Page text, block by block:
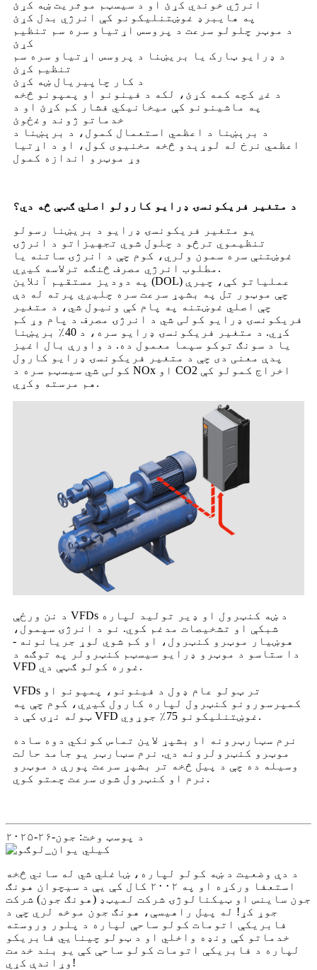
انرژي خوندي کړئ او د سیسټم موثریت ښه کړئ
په هایبرډ غوښتنلیکونو کې انرژي بدل کړئ
د موټر چلولو سرعت د پروسس اړتیاو سره سم تنظیم
کړئ
د ډرایو ټارک یا بریښنا د پروسس اړتیاو سره سم
تنظیم کړئ
د کار چاپیریال ښه کړئ
د غږ کچه کمه کړئ، لکه د فینونو او پمپونو څخه
په ماشینونو کې میخانیکي فشار کم کړئ او د
خدماتو ژوند وغځوئ
د برېښنا د اعظمي استعمال کمول، د برېښنا د
اعظمي نرخ له لوړېدو څخه مخنیوی کول، او د اړتیا
وړ موټرو اندازه کمول
د متغیر فریکونسۍ ډرایو کارولو اصلي ګټې څه دي؟
یو متغیر فریکونسۍ ډرایو د بریښنا رسولو
تنظیموي ترڅو د چلول شوي تجهیزاتو د انرژۍ
غوښتنې سره سمون ولري، کوم چې د انرژۍ ساتنه یا
مطلوب انرژي مصرف څنګه ترلاسه کیږي.
په دودیز مستقیم آنلاین (DOL) عملیاتو کې، چیرې
چې موټور تل په بشپړ سرعت سره چلیږي پرته له دې
چې اصلي غوښتنه په پام کې ونیول شي، د متغیر
فریکونسۍ ډرایو کولی شي د انرژۍ مصرف د پام وړ کم
کړي. د متغیر فریکونسۍ ډرایو سره، د 40٪ بریښنا
یا د سونګ توکو سپما معمول ده. د واورې بال اغیز
پدې معنی دی چې د متغیر فریکونسۍ ډرایو کارول
کولی شي سیسټم سره د NOx او CO2 اخراج کمولو کې
هم مرسته وکړي.
د نن ورځې VFDs د ښه کنټرول او ډیر تولید لپاره
شبکې او تشخیصات مدغم کوي. نو د انرژۍ سپمول،
هوښیار موټرو کنټرول، او کم شوي لوړ جریانونه -
دا ستاسو د موټرو ډرایو سیسټم کنټرولر په توګه د
VFD غوره کولو ګټې دي.
VFDs تر ټولو عام ډول د فینونو، پمپونو او
کمپرسورونو کنټرول لپاره کارول کیږي، کوم چې په
ټوله نړۍ کې د VFD غوښتنلیکونو 75٪ جوړوي.
نرم سټارټرونه او بشپړ لاین تماس کونکي دوه ساده
موټرو کنټرولرونه دي. نرم سټارټر یو جامد حالت
وسیله ده چې د پیل څخه تر بشپړ سرعت پورې د موټرو
نرم او کنټرول شوی سرعت چمتو کوي.
د پوسټ وخت: جون-۲۶-۲۰۲۵
د دې وضعیت د ښه کولو لپاره، ښاغلي شي له ساني څخه
استعفا ورکړه او په ۲۰۰۲ کال کې یې د سیچوان هونګ
جون ساینس او ​​ټیکنالوژۍ شرکت لمیټډ (هونګ جون) شرکت
جوړ کړ! له پیل راهیسې، هونګ جون موخه لري چې د
فابریکې اتومات کولو ساحې لپاره د پلور وروسته
خدماتو کې ونډه واخلي او د ټولو چینایي فابریکو
لپاره د فابریکې اتومات کولو ساحې کې یو بند خدمت
وړاندې کړي!